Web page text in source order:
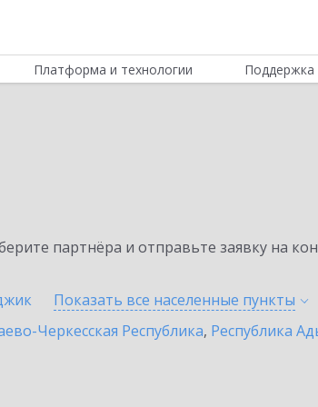
Платформа и технологии Поддержка
партнёра и отправьте заявку на
Показать все населенные пункты
Черкесская Республика, Республика